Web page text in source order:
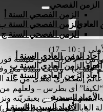
الزمن الفصحي
الزمن الفصحي السنة أ
الزمن الفصحي السنة
الزمن الفصحي السنة ج
العادي
آحاد الزمن العادي السنة أ
آحاد الزمن العادي السنة ب
آحاد الزمن العادي السنة ج
أخرى
الأعياد السيدية
الأعياد السيدية السنة أ
– 17)
جنس!) – وكانت سيّدة معروفة
إسكندريّ اهتدى من ملّة
أي بطرس – ولعلّهم
أنفسهم معترفين